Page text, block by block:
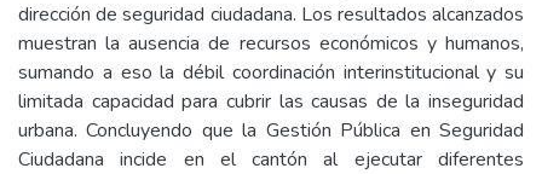
dirección de seguridad ciudadana. Los resultados alcanzados
muestran la ausencia de recursos económicos y humanos,
sumando a eso la débil coordinación interinstitucional y su
limitada capacidad para cubrir las causas de la inseguridad
urbana. Concluyendo que la Gestión Pública en Seguridad
Ciudadana incide en el cantón al ejecutar diferentes